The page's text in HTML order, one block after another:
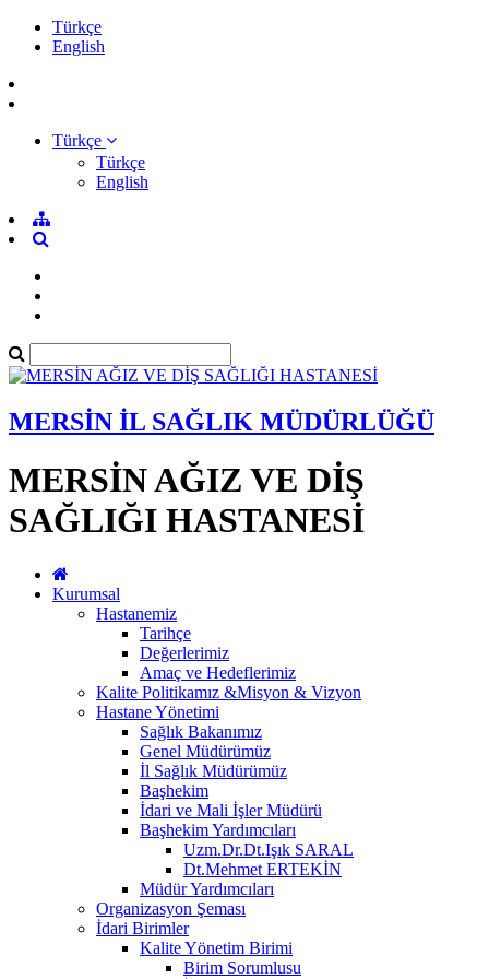
Türkçe
English
Türkçe
Türkçe
English
MERSİN İL SAĞLIK MÜDÜRLÜĞÜ
MERSİN AĞIZ VE DİŞ
SAĞLIĞI HASTANESİ
Kurumsal
Hastanemiz
Tarihçe
Değerlerimiz
Amaç ve Hedeflerimiz
Kalite Politikamız &Misyon & Vizyon
Hastane Yönetimi
Sağlık Bakanımız
Genel Müdürümüz
İl Sağlık Müdürümüz
Başhekim
İdari ve Mali İşler Müdürü
Başhekim Yardımcıları
Uzm.Dr.Dt.Işık SARAL
Dt.Mehmet ERTEKİN
Müdür Yardımcıları
Organizasyon Şeması
İdari Birimler
Kalite Yönetim Birimi
Birim Sorumlusu